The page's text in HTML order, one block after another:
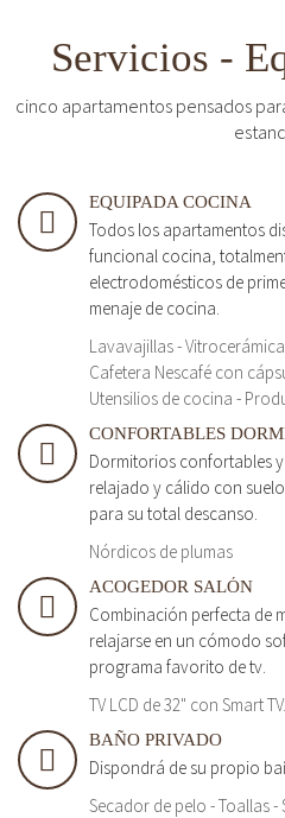
Servicios -
cinco apartamentos pensados
EQUIPADA COCINA
Todos los apartamentos
funcional cocina,
electrodomésticos de
menaje de cocina.
Lavavajillas -
Cafetera Nescafé con
Utensilios de cocina -
CONFORTABLES
Dormitorios confortables
relajado y cálido con
para su total descanso.
Nórdicos de plumas
ACOGEDOR SALÓN
Combinación perfecta de
relajarse en un cómodo
programa favorito de tv.
TV LCD de 32" con Smart TV.
BAÑO PRIVADO
Dispondrá de su propio
Secador de pelo - Toallas